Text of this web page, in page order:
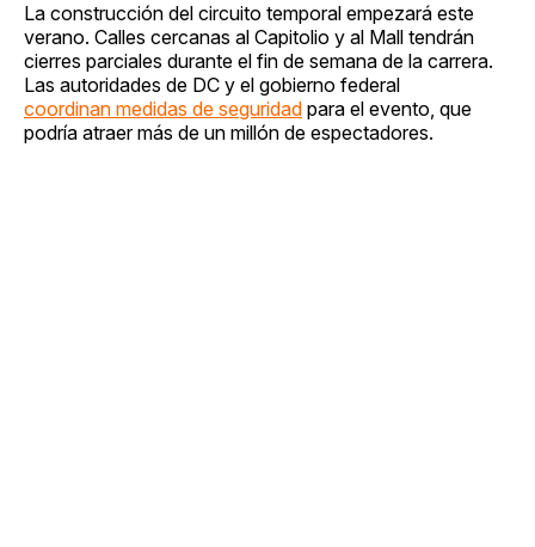
La construcción del circuito temporal empezará este
verano. Calles cercanas al Capitolio y al Mall tendrán
cierres parciales durante el fin de semana de la carrera.
Las autoridades de DC y el gobierno federal
coordinan medidas de seguridad para el evento, que
podría atraer más de un millón de espectadores.